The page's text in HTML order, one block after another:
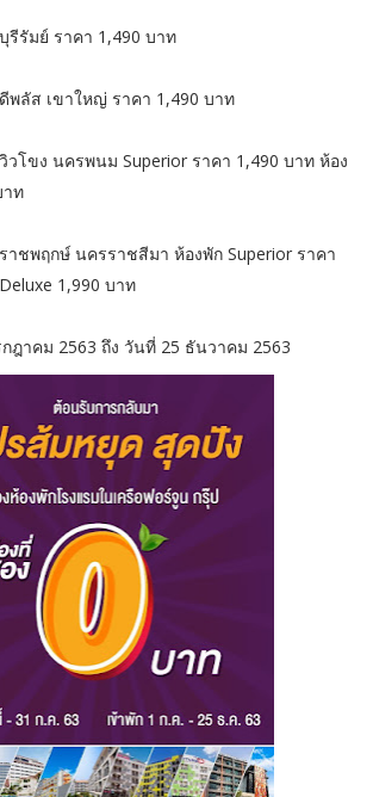
รีรัมย์ ราคา 1,490 บาท
พลัส เขาใหญ่ ราคา 1,490 บาท
วโขง นครพนม Superior ราคา 1,490 บาท ห้อง
าท
าชพฤกษ์ นครราชสีมา ห้องพัก Superior ราคา
1,990 บาท
ฎาคม 2563 ถึง วันที่ 25 ธันวาคม 2563